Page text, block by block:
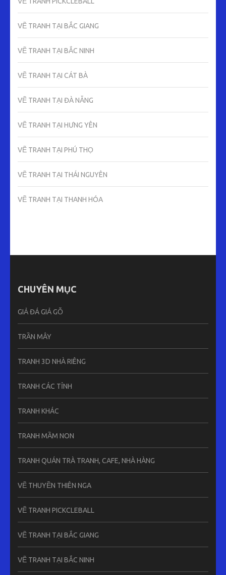
VẼ TRANH TẠI BẮC GIANG
VẼ TRANH TẠI BẮC NINH
VẼ TRANH TẠI CÁT BÀ
VẼ TRANH TẠI ĐÀ NẴNG
VẼ TRANH TẠI HƯNG YÊN
VẼ TRANH TẠI PHÚ THỌ
VẼ TRANH TẠI THÁI NGUYÊN
VẼ TRANH TẠI THANH HÓA
CHUYÊN MỤC
GIẢ ĐÁ GIẢ GỖ
TRẦN MÂY
TRANH 3D NHÀ RIÊNG
TRANH CÁC TỈNH
TRANH KHÁC
TRANH MẦM NON
TRANH QUÁN TRÀ TRANH, CAFE, NHÀ HÀNG
VẼ THUYỀN THIÊN NGA
VẼ TRANH PICKCLEBALL
VẼ TRANH TẠI BẮC GIANG
VẼ TRANH TẠI BẮC NINH